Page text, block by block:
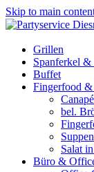
Skip to main
Grillen
Spanferkel &
Buffet
Fingerfood &
bel.
Suppen
Salat
Büro &